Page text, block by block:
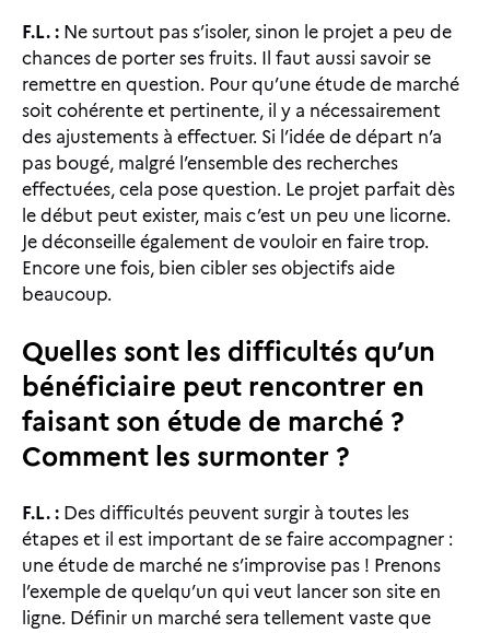
F.L. : Ne surtout pas s’isoler, sinon le projet a peu de
chances de porter ses fruits. Il faut aussi savoir se
remettre en question. Pour qu’une étude de marché
soit cohérente et pertinente, il y a nécessairement
des ajustements à effectuer. Si l’idée de départ n’a
pas bougé, malgré l’ensemble des recherches
effectuées, cela pose question. Le projet parfait dès
le début peut exister, mais c’est un peu une licorne.
Je déconseille également de vouloir en faire trop.
Encore une fois, bien cibler ses objectifs aide
beaucoup.
Quelles sont les difficultés qu’un
bénéficiaire peut rencontrer en
faisant son étude de marché ?
Comment les surmonter ?
F.L. : Des difficultés peuvent surgir à toutes les
étapes et il est important de se faire accompagner :
une étude de marché ne s’improvise pas ! Prenons
l’exemple de quelqu’un qui veut lancer son site en
ligne. Définir un marché sera tellement vaste que